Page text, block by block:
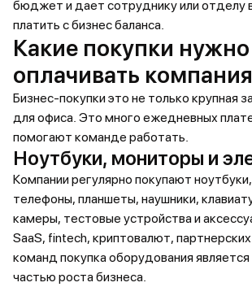
бюджет и дает сотруднику или отделу
платить с бизнес баланса.
Какие покупки нужно
оплачивать
Бизнес-покупки это не только крупная
для офиса. Это много ежедневных
помогают команде работать.
Ноутбуки, мониторы и
Компании регулярно покупают
телефоны, планшеты, наушники,
камеры, тестовые устройства и
SaaS, fintech, криптовалют,
команд покупка оборудования
частью роста бизнеса.